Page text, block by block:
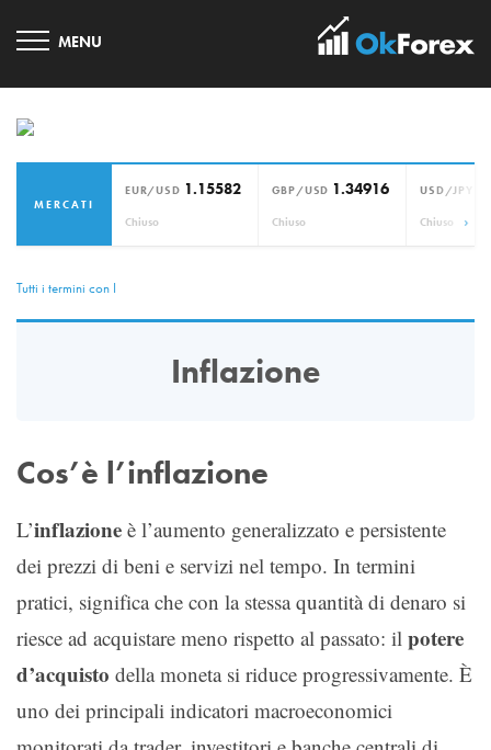
MERCATI
EUR/USD 1.15582
Chiuso
GBP/USD 1.34916
Chiuso
USD/JPY
Chiuso ›
Tutti i termini con I
Inflazione
Cos’è l’inflazione
L’inflazione è l’aumento generalizzato e persistente
dei prezzi di beni e servizi nel tempo. In termini
pratici, significa che con la stessa quantità di denaro si
riesce ad acquistare meno rispetto al passato: il potere
d’acquisto della moneta si riduce progressivamente. È
uno dei principali indicatori macroeconomici